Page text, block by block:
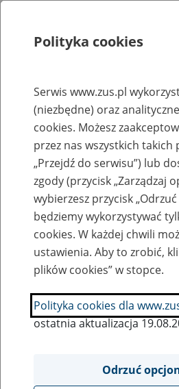
Rejestry, ewidencje i archiwa
Baza
przekształconych
Nazwa zakładu pracy:
SZUKAJ
Polityka cookies
Serwis www.zus.pl
(niezbędne) oraz
cookies. Możesz
przez nas wszystkich takich
„Przejdź do serwisu”) lub
zgody (przycisk „Zarządzaj
wybierzesz przycisk
będziemy wykorzystywać
cookies. W każdej chwili
ustawienia. Aby to zrobić,
plików cookies” w stopce.
Polityka cookies dla
ostatnia aktualizacja
Odrzuć